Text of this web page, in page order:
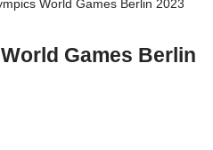
World Games Berlin 2023
Games Berlin